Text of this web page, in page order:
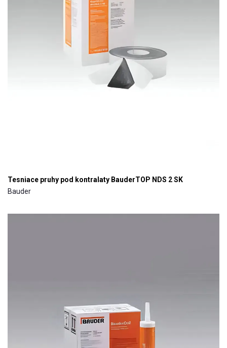
Tesniace pruhy pod kontralaty BauderTOP NDS 2 SK
Bauder